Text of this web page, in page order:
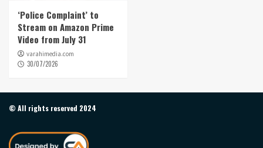
‘Police Complaint’ to
Stream on Amazon Prime
Video from July 31
varahimedia.com
30/07/2026
© All rights reserved 2024